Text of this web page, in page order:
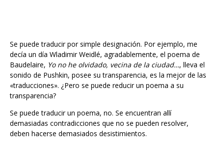
decía un día Wladimir Weidlé, agradablemente, el poema de
Baudelaire, Yo no he olvidado, vecina de la ciudad…, lleva el
sonido de Pushkin, posee su transparencia, es la mejor de las
«traducciones». ¿Pero se puede reducir un poema a su
transparencia?
Se puede traducir un poema, no. Se encuentran allí
demasiadas contradicciones que no se pueden resolver,
deben hacerse demasiados desistimientos.